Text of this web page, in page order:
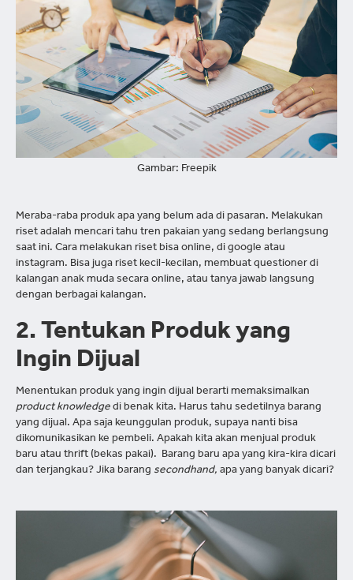
Gambar: Freepik
Meraba-raba produk apa yang belum ada di pasaran. Melakukan
riset adalah mencari tahu tren pakaian yang sedang berlangsung
saat ini. Cara melakukan riset bisa online, di google atau
instagram. Bisa juga riset kecil-kecilan, membuat questioner di
kalangan anak muda secara online, atau tanya jawab langsung
dengan berbagai kalangan.
2. Tentukan Produk yang
Ingin Dijual
Menentukan produk yang ingin dijual berarti memaksimalkan
product knowledge di benak kita. Harus tahu sedetilnya barang
yang dijual. Apa saja keunggulan produk, supaya nanti bisa
dikomunikasikan ke pembeli. Apakah kita akan menjual produk
baru atau thrift (bekas pakai). Barang baru apa yang kira-kira dicari
dan terjangkau? Jika barang secondhand, apa yang banyak dicari?